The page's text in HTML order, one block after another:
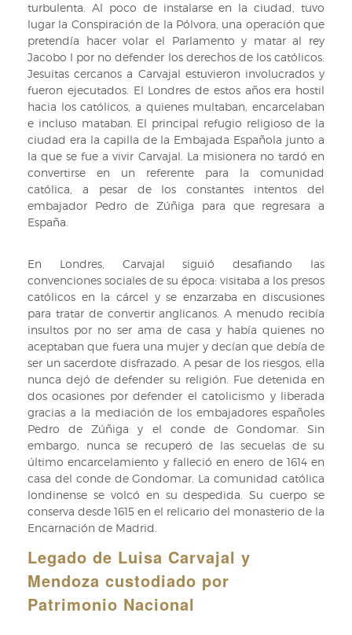
turbulenta. Al poco de instalarse en la ciudad, tuvo
lugar la Conspiración de la Pólvora, una operación que
pretendía hacer volar el Parlamento y matar al rey
Jacobo I por no defender los derechos de los católicos.
Jesuitas cercanos a Carvajal estuvieron involucrados y
fueron ejecutados. El Londres de estos años era hostil
hacia los católicos, a quienes multaban, encarcelaban
e incluso mataban. El principal refugio religioso de la
ciudad era la capilla de la Embajada Española junto a
la que se fue a vivir Carvajal. La misionera no tardó en
convertirse en un referente para la comunidad
católica, a pesar de los constantes intentos del
embajador Pedro de Zúñiga para que regresara a
España.
En Londres, Carvajal siguió desafiando las
convenciones sociales de su época: visitaba a los presos
católicos en la cárcel y se enzarzaba en discusiones
para tratar de convertir anglicanos. A menudo recibía
insultos por no ser ama de casa y había quienes no
aceptaban que fuera una mujer y decían que debía de
ser un sacerdote disfrazado. A pesar de los riesgos, ella
nunca dejó de defender su religión. Fue detenida en
dos ocasiones por defender el catolicismo y liberada
gracias a la mediación de los embajadores españoles
Pedro de Zúñiga y el conde de Gondomar. Sin
embargo, nunca se recuperó de las secuelas de su
último encarcelamiento y falleció en enero de 1614 en
casa del conde de Gondomar. La comunidad católica
londinense se volcó en su despedida. Su cuerpo se
conserva desde 1615 en el relicario del monasterio de la
Encarnación de Madrid.
Legado de Luisa Carvajal y
Mendoza custodiado por
Patrimonio Nacional